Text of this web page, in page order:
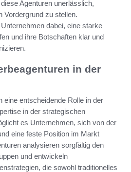
Agenturen unerlässlich,
Vordergrund zu stellen.
Unternehmen dabei, eine starke
und ihre Botschaften klar und
in der
eine entscheidende Rolle in der
in der strategischen
es Unternehmen, sich von der
eine feste Position im Markt
analysieren sorgfältig den
und entwickeln
die sowohl traditionelles